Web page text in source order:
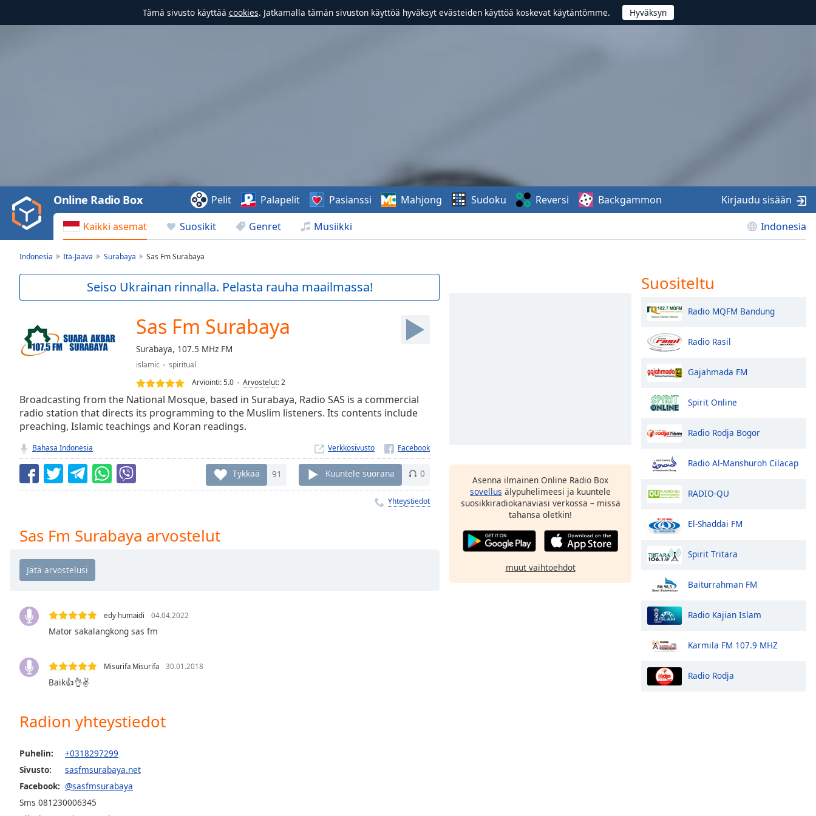
Tämä sivusto käyttää cookies. Jatkamalla tämän sivuston käyttöä hyväksyt evästeiden käyttöä koskevat käytäntömme.
Video
Play
Backward
Skip
Current
Loaded:
0.00%
Seek to
currently
behind
LIVE
Remaining
Time-
Chapters
descriptions
off
Subtitles
opens
subtitles
dialog
subtitles
off,
selected
Kaikki asemat Suosikit Genret Musiikki Indonesia
Online Radio Box Pelit Palapelit Pasianssi Mahjong Sudoku Reversi Backgammon Kirjaudu sisään
Indonesia Itä-Jaava Surabaya Sas Fm Surabaya
Seiso Ukrainan rinnalla. Pelasta rauha maailmassa!
Sas Fm Surabaya
Surabaya, 107.5 MHz FM
islamic
spiritual
Arviointi:5.0 Arvostelut:2
Broadcasting from the National Mosque, based in Surabaya, Radio SAS is a commercial
radio station that directs its programming to the Muslim listeners. Its contents include
preaching, Islamic teachings and Koran readings.
Bahasa Indonesia Verkkosivusto
Tykkää 91 Kuuntele suorana 0
Yhteystiedot
Sas Fm Surabaya arvostelut
edy humaidi 04.04.2022
Mator sakalangkong sas fm
Misurifa Misurifa 30.01.2018
Baik👍👌✌
Radion yhteystiedot
Puhelin:
+0318297299
Sivusto:
sasfmsurabaya.net
Facebook: @sasfmsurabaya
Sms 081230006345
Asenna ilmainen Online Radio Box
sovellus älypuhelimeesi ja kuuntele
suosikkiradiokanaviasi verkossa – missä
tahansa oletkin!
muut vaihtoehdot
Suositeltu
Radio MQFM Bandung
Radio Rasil
Gajahmada FM
Spirit Online
Radio Rodja Bogor
Radio Al-Manshuroh Cilacap
RADIO-QU
El-Shaddai FM
Spirit Tritara
Baiturrahman FM
Radio Kajian Islam
Karmila FM 107.9 MHZ
Radio Rodja